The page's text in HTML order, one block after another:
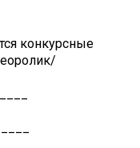
конкурсные